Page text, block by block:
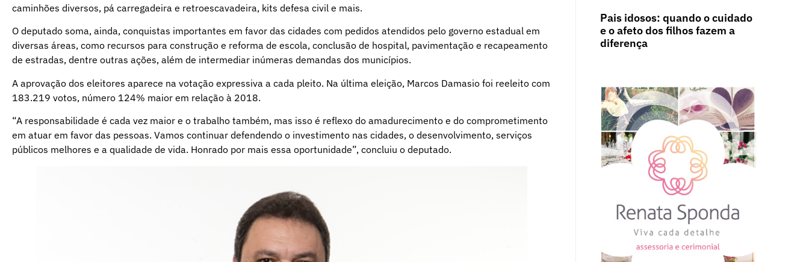
caminhões diversos, pá carregadeira e retroescavadeira, kits defesa civil e mais.
O deputado soma, ainda, conquistas importantes em favor das cidades com pedidos atendidos pelo governo estadual em
diversas áreas, como recursos para construção e reforma de escola, conclusão de hospital, pavimentação e recapeamento
de estradas, dentre outras ações, além de intermediar inúmeras demandas dos municípios.
A aprovação dos eleitores aparece na votação expressiva a cada pleito. Na última eleição, Marcos Damasio foi reeleito com
183.219 votos, número 124% maior em relação à 2018.
“A responsabilidade é cada vez maior e o trabalho também, mas isso é reflexo do amadurecimento e do comprometimento
em atuar em favor das pessoas. Vamos continuar defendendo o investimento nas cidades, o desenvolvimento, serviços
públicos melhores e a qualidade de vida. Honrado por mais essa oportunidade”, concluiu o deputado.
Pais idosos: quando o cuidado
e o afeto dos filhos fazem a
diferença